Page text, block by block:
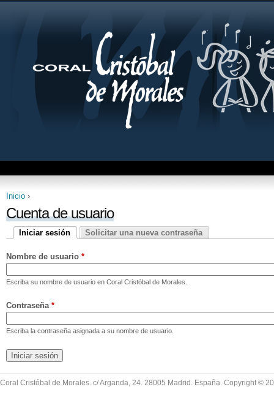
Se encuentra usted aquí
Inicio ›
Cuenta de usuario
Solapas principales
Iniciar sesión
Solicitar una nueva contraseña
Nombre de usuario *
Escriba su nombre de usuario en Coral Cristóbal de Morales.
Contraseña *
Escriba la contraseña asignada a su nombre de usuario.
Coral Cristóbal de Morales. c/ Arganda, 24. 28005 Madrid. España. Copyright ©